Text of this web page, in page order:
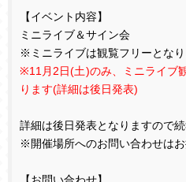
【イベント内容】
ミニライブ＆サイン会
※ミニライブは観覧フリーとなり
※11 月 2日(土)のみ、ミニライブ
ります(詳細は後日発表)
詳細は後日発表となりますので
※開催場所へのお問い合わせはお